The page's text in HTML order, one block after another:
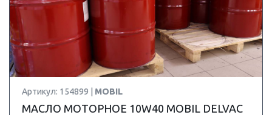
Артикул: 154899 | MOBIL
МАСЛО МОТОРНОЕ 10W40 MOBIL DELVAC